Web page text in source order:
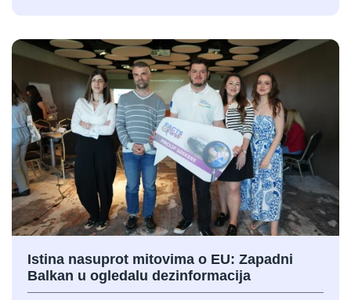
Istina nasuprot mitovima o EU: Zapadni
Balkan u ogledalu dezinformacija